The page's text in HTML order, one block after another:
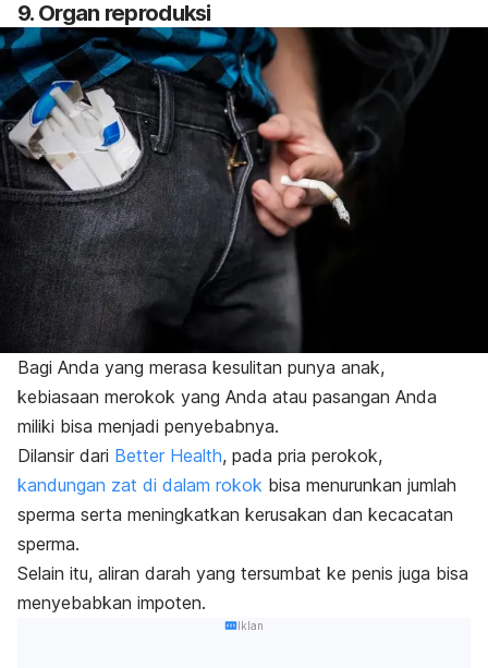
9. Organ reproduksi
Bagi Anda yang merasa kesulitan punya anak,
kebiasaan merokok yang Anda atau pasangan Anda
miliki bisa menjadi penyebabnya.
Dilansir dari Better Health, pada pria perokok,
kandungan zat di dalam rokok bisa menurunkan jumlah
sperma serta meningkatkan kerusakan dan kecacatan
sperma.
Selain itu, aliran darah yang tersumbat ke penis juga bisa
menyebabkan impoten.
Iklan